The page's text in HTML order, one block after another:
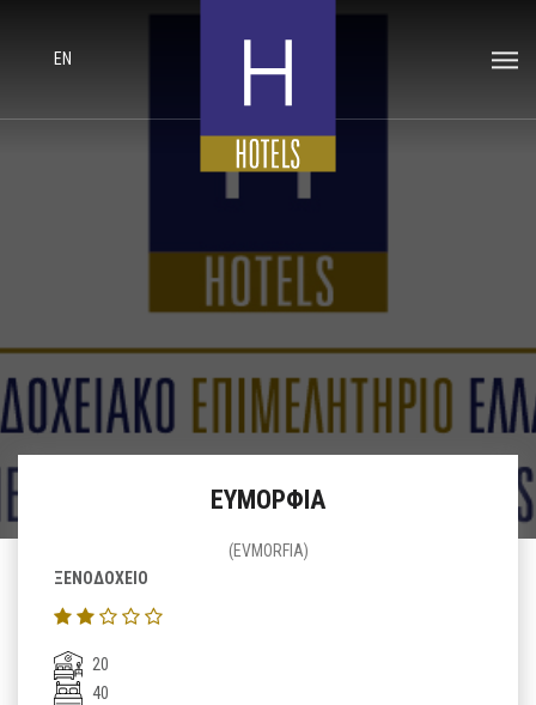
EN
ΕΥΜΟΡΦΙΑ
(EVMORFIA)
ΞΕΝΟΔΟΧΕΙΟ
20
40